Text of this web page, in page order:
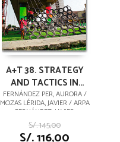
A+T 38. STRATEGY
AND TACTICS IN
PUBLIC SPACE
FERNÁNDEZ PER, AURORA /
MOZAS LÉRIDA, JAVIER / ARPA
FERNÁNDEZ, JAVIER
S/. 145,00
S/. 116,00